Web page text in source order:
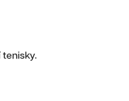
tenisky.